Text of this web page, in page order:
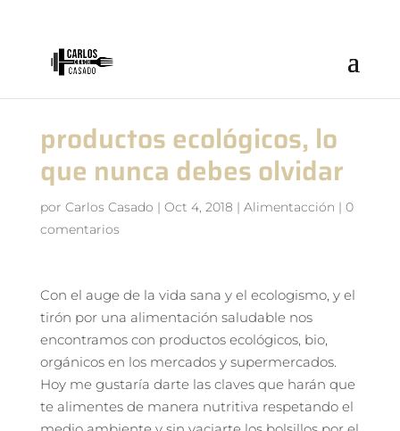
productos ecológicos, lo
que nunca debes olvidar
por Carlos Casado | Oct 4, 2018 | Alimentacción | 0
comentarios
Con el auge de la vida sana y el ecologismo, y el
tirón por una alimentación saludable nos
encontramos con productos ecológicos, bio,
orgánicos en los mercados y supermercados.
Hoy me gustaría darte las claves que harán que
te alimentes de manera nutritiva respetando el